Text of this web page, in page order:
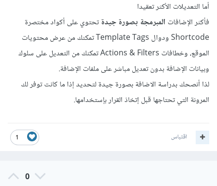
أما التعديلات الأكثر تعقيدا
فأكثر الإضافات المبرمجة بصورة جيدةتحتوي على أكواد مختصرة
Shortcode ودوال Template Tags تمكنك من عرض محتويات
الموقع، وخطافات Actions & Filters تمكنك من التعديل على سلوك
وبيانات الإضافة بدون تعديل مباشر على ملفات الإضافة.
لذا أنصحك بدراسة الاضافة بصورة جيدة لتحديد إذا ما كانت توفر لك
المرونة التي تحتاجها قبل إتخاذ القرار بإستخدامها.
1 اقتباس
0